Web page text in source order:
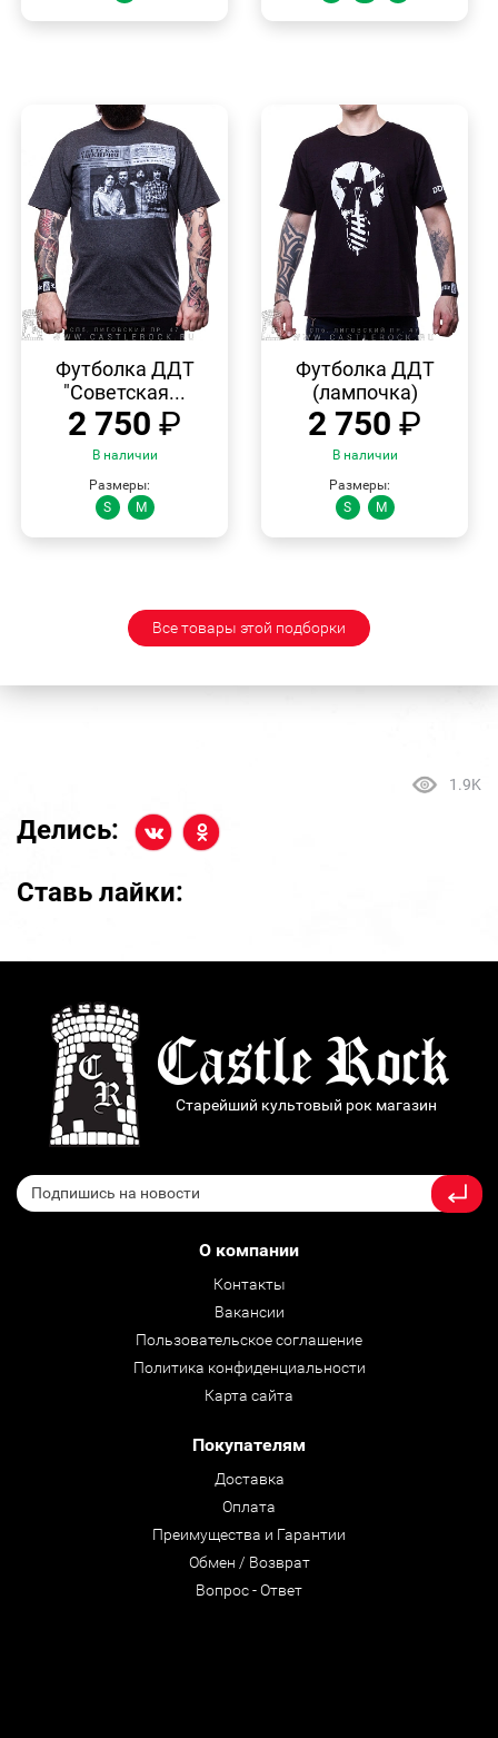
ПРОСМОТР
Футболка ДДТ
"Советская...
2 750 ₽
В наличии
Размеры:
S
M
ПРОСМОТР
Футболка ДДТ
(лампочка)
2 750 ₽
В наличии
Размеры:
S
M
Все товары этой подборки
1.9K
Делись:
Ставь лайки:
Старейший культовый рок магазин
О компании
Контакты
Вакансии
Пользовательское соглашение
Политика конфиденциальности
Карта сайта
Покупателям
Доставка
Оплата
Преимущества и Гарантии
Обмен / Возврат
Вопрос - Ответ